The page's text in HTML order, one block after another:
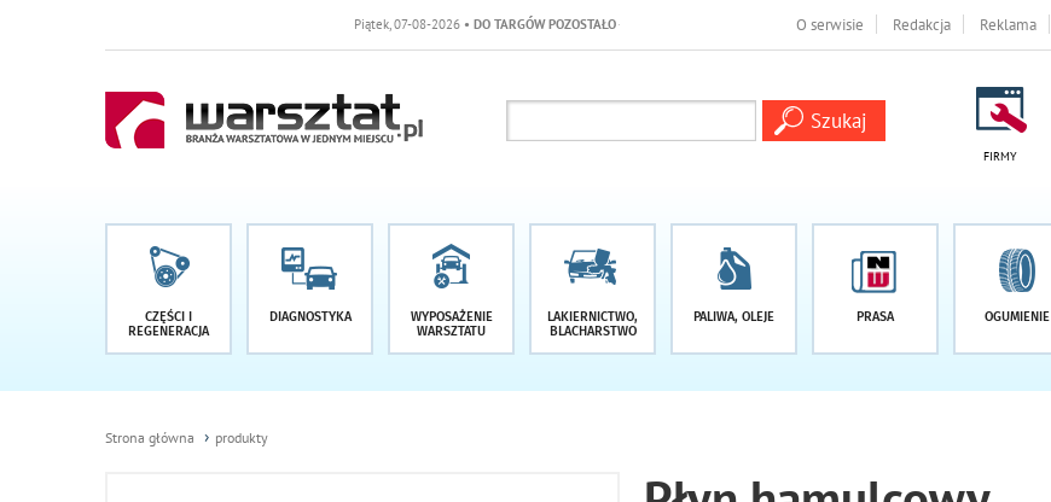
Piątek, 07-08-2026• DO TARGÓW POZOSTAŁO -1 DNI O serwisie Redakcja Reklama
FIRMY
CZĘŚCI I
REGENERACJA
DIAGNOSTYKA
WYPOSAŻENIE
WARSZTATU
LAKIERNICTWO,
BLACHARSTWO
PALIWA, OLEJE PRASA OGUMIENIE
Strona główna produkty